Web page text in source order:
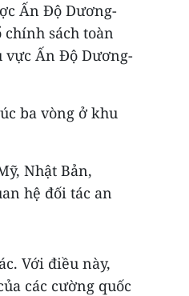
Ấn Độ Dương-
sách toàn
vực Ấn Độ Dương-
ba vòng ở khu
Nhật Bản,
hệ đối tác an
Với điều này,
các cường quốc